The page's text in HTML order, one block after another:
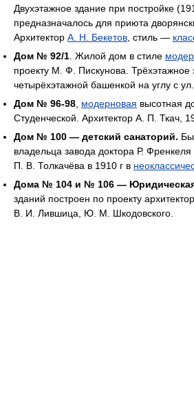
Двухэтажное здание при постройке
предназначалось для приюта
Архитектор А. Н. Бекетов , стиль —
Дом № 92/1 . Жилой дом в стиле
проекту М. Ф. Пискунова. Трёхэтажное
четырёхэтажной башенкой на углу с
Дом № 96-98 модерновая высотная
Студенческой. Архитектор А. П. Ткач,
Дом № 100 — детский санаторий.
владельца завода доктора Р.
П. В. Толкачёва в 1910 г в
Дома № 104 и № 106 —
зданий построен по проекту
В. И. Лившица, Ю. М. Шкодовского.